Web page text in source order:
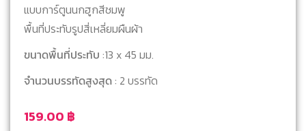
159.00 ฿
แบบการ์ตูนนกฮูกสีชมพู
พื้นที่ประทับรูปสี่เหลี่ยมผืนผ้า
ขนาดพื้นที่ประทับ :13 x 45 มม.
จำนวนบรรทัดสูงสุด: 2 บรรทัด